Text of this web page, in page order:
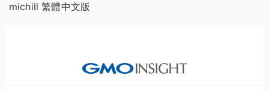
michill 繁體中文版